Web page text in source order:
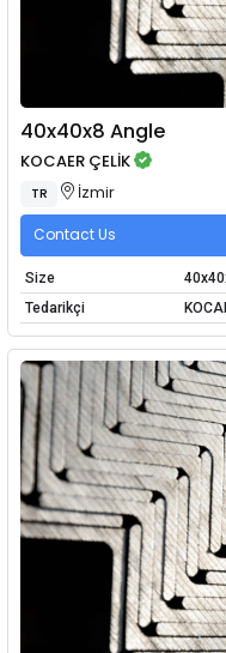
40x40x8 Angle
KOCAER ÇELİK
TR İzmir
Contact Us
Size
Tedarikçi